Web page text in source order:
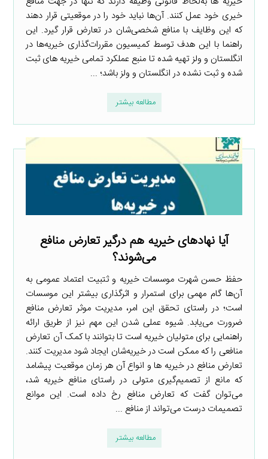
خیری خود عمل کنند. آن‌ها نباید خود را در موقعیتی قرار دهند
که این وظایف با منافع شخصی‌شان در تعارض قرار گیرد. این
راهنما با این هدف توسط کمیسیون مقررات‌گذاری خیریه‌ها در
انگلستان و ولز تهیه شده تا منبع عملکرد تمامی خیریه‌ های ثبت
شده و ثبت نشده در انگلستان و ولز باشد؛ ...
مطالعه بیشتر
آیا نهادهای خیریه هم درگیر تعارض منافع
می‌شوند؟
حفظ حسن شهرت موسسات خیریه و ثتبیت اعتماد عمومی به
آن‌ها گام مهمی برای استمرار و اثرگذاری بیشتر این موسسات
است؛ در راستای تحقق این امر، مدیریت موثر تعارض منافع
ضرورت می‌یابد. شیوه عملی شدن این مهم نیز از طریق ارائه
راهنمایی برای متولیان خیریه است تا بتوانند با کمک آن تعارض
منافعی را که ممکن است در خیریه‌شان ایجاد شود مدیریت کنند.
تعارض منافع در خیریه ها و انواع آن هر زمان موقعیت پیشامد
که مانع از تصمیم‌گیری متولی در راستای منافع خیریه شد،
می‌توان گفت که تعارض منافع رخ داده است. این موانع
تصمیمات درست می‌تواند از منافع ...
مطالعه بیشتر